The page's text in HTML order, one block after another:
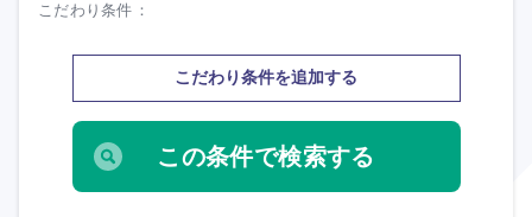
こだわり条件
こだわり条件を追加する